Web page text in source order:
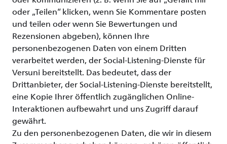
oder „Teilen“ klicken, wenn Sie Kommentare posten
und teilen oder wenn Sie Bewertungen und
Rezensionen abgeben), können Ihre
personenbezogenen Daten von einem Dritten
verarbeitet werden, der Social-Listening-Dienste für
Versuni bereitstellt. Das bedeutet, dass der
Drittanbieter, der Social-Listening-Dienste bereitstellt,
eine Kopie Ihrer öffentlich zugänglichen Online-
Interaktionen aufbewahrt und uns Zugriff darauf
gewährt.
Zu den personenbezogenen Daten, die wir in diesem